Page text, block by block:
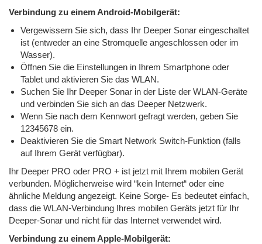
Verbindung zu einem Android-Mobilgerät:
Vergewissern Sie sich, dass Ihr Deeper Sonar eingeschaltet
ist (entweder an eine Stromquelle angeschlossen oder im
Wasser).
Öffnen Sie die Einstellungen in Ihrem Smartphone oder
Tablet und aktivieren Sie das WLAN.
Suchen Sie Ihr Deeper Sonar in der Liste der WLAN-Geräte
und verbinden Sie sich an das Deeper Netzwerk.
Wenn Sie nach dem Kennwort gefragt werden, geben Sie
12345678 ein.
Deaktivieren Sie die Smart Network Switch-Funktion (falls
auf Ihrem Gerät verfügbar).
Ihr Deeper PRO oder PRO + ist jetzt mit Ihrem mobilen Gerät
verbunden. Möglicherweise wird “kein Internet“ oder eine
ähnliche Meldung angezeigt. Keine Sorge- Es bedeutet einfach,
dass die WLAN-Verbindung Ihres mobilen Geräts jetzt für Ihr
Deeper-Sonar und nicht für das Internet verwendet wird.
Verbindung zu einem Apple-Mobilgerät: